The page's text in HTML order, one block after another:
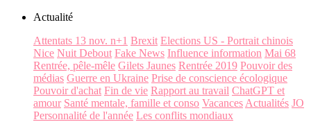
Actualité
Attentats 13 nov. n+1 Brexit Elections US - Portrait chinois
Nice Nuit Debout Fake News Influence information Mai 68
Rentrée, pêle-mêle Gilets Jaunes Rentrée 2019 Pouvoir des
médias Guerre en Ukraine Prise de conscience écologique
Pouvoir d'achat Fin de vie Rapport au travail ChatGPT et
amour Santé mentale, famille et conso Vacances Actualités JO
Personnalité de l'année Les conflits mondiaux